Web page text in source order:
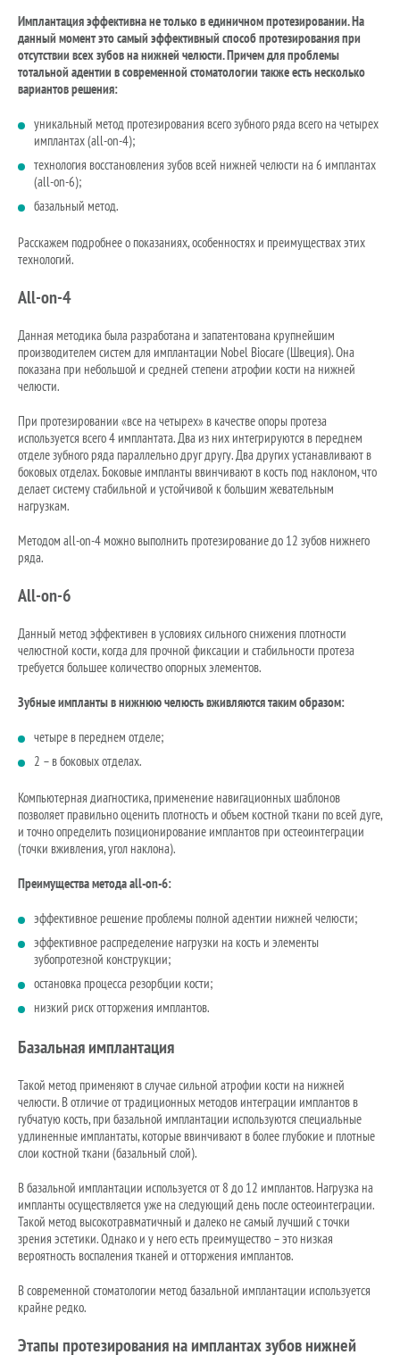
Имплантация эффективна не только в единичном протезировании. На
данный момент это самый эффективный способ протезирования при
отсутствии всех зубов на нижней челюсти. Причем для проблемы
тотальной адентии в современной стоматологии также есть несколько
вариантов решения:
уникальный метод протезирования всего зубного ряда всего на четырех
имплантах (all-on-4);
технология восстановления зубов всей нижней челюсти на 6 имплантах
(all-on-6);
базальный метод.
Расскажем подробнее о показаниях, особенностях и преимуществах этих
технологий.
All-on-4
Данная методика была разработана и запатентована крупнейшим
производителем систем для имплантации Nobel Biocare (Швеция). Она
показана при небольшой и средней степени атрофии кости на нижней
челюсти.
При протезировании «все на четырех» в качестве опоры протеза
используется всего 4 имплантата. Два из них интегрируются в переднем
отделе зубного ряда параллельно друг другу. Два других устанавливают в
боковых отделах. Боковые импланты ввинчивают в кость под наклоном, что
делает систему стабильной и устойчивой к большим жевательным
нагрузкам.
Методом all-on-4 можно выполнить протезирование до 12 зубов нижнего
ряда.
All-on-6
Данный метод эффективен в условиях сильного снижения плотности
челюстной кости, когда для прочной фиксации и стабильности протеза
требуется большее количество опорных элементов.
Зубные импланты в нижнюю челюсть вживляются таким образом:
четыре в переднем отделе;
2 – в боковых отделах.
Компьютерная диагностика, применение навигационных шаблонов
позволяет правильно оценить плотность и объем костной ткани по всей дуге,
и точно определить позиционирование имплантов при остеоинтеграции
(точки вживления, угол наклона).
Преимущества метода all-on-6:
эффективное решение проблемы полной адентии нижней челюсти;
эффективное распределение нагрузки на кость и элементы
зубопротезной конструкции;
остановка процесса резорбции кости;
низкий риск отторжения имплантов.
Базальная имплантация
Такой метод применяют в случае сильной атрофии кости на нижней
челюсти. В отличие от традиционных методов интеграции имплантов в
губчатую кость, при базальной имплантации используются специальные
удлиненные имплантаты, которые ввинчивают в более глубокие и плотные
слои костной ткани (базальный слой).
В базальной имплантации используется от 8 до 12 имплантов. Нагрузка на
импланты осуществляется уже на следующий день после остеоинтеграции.
Такой метод высокотравматичный и далеко не самый лучший с точки
зрения эстетики. Однако и у него есть преимущество – это низкая
вероятность воспаления тканей и отторжения имплантов.
В современной стоматологии метод базальной имплантации используется
крайне редко.
Этапы протезирования на имплантах зубов нижней